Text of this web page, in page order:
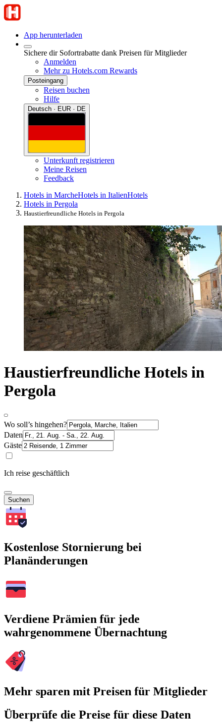
App herunterladen
Sichere dir Sofortrabatte dank Preisen für Mitglieder
Anmelden
Mehr zu Hotels.com Rewards
Posteingang
Reisen buchen
Hilfe
Deutsch · EUR · DE
Unterkunft registrieren
Meine Reisen
Feedback
Hotels in MarcheHotels in ItalienHotels
Hotels in Pergola
Haustierfreundliche Hotels in Pergola
Haustierfreundliche Hotels in
Pergola
Wo soll’s hingehen?
Daten
Gäste
Ich reise geschäftlich
Suchen
Kostenlose Stornierung bei
Planänderungen
Verdiene Prämien für jede
wahrgenommene Übernachtung
Mehr sparen mit Preisen für Mitglieder
Überprüfe die Preise für diese Daten